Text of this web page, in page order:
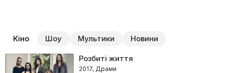
Кіно Шоу Мультики Новини
Розбиті життя
2017, Драми